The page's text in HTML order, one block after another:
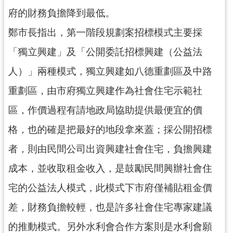
府的財務負擔降到最低。
鄭市長指出，第一階段規劃案招標模式主要採
「獨立興建」及「公開委託招標興建（公益法
人）」兩種模式，獨立興建如八德重劃區及中路
重劃區，由市府獨立興建作為社會住宅示範社
區，作價過程有請地政局協助提供最便宜的價
格，也的確是把最好的地段拿來蓋；採公開招標
者，則由民間公司出資興建社會住宅，負擔興建
成本，並收取租金收入，是鼓勵民間興辦社會住
宅的公益法人模式，此模式下市府僅補貼租金價
差，財務負擔較輕，也是許多社會住宅專家建議
的推動模式。另外水利會合作方案則是水利會願